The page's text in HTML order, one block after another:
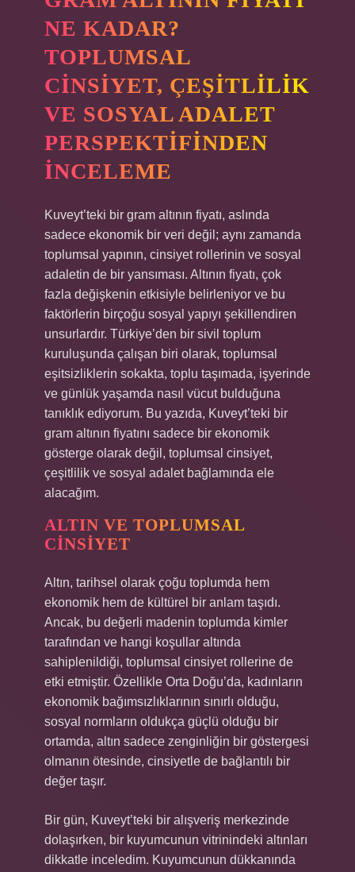
NE KADAR?
TOPLUMSAL
CINSIYET, ÇEŞITLILIK
VE SOSYAL ADALET
PERSPEKTIFINDEN
İNCELEME
Kuveyt’teki bir gram altının fiyatı, aslında
sadece ekonomik bir veri değil; aynı zamanda
toplumsal yapının, cinsiyet rollerinin ve sosyal
adaletin de bir yansıması. Altının fiyatı, çok
fazla değişkenin etkisiyle belirleniyor ve bu
faktörlerin birçoğu sosyal yapıyı şekillendiren
unsurlardır. Türkiye’den bir sivil toplum
kuruluşunda çalışan biri olarak, toplumsal
eşitsizliklerin sokakta, toplu taşımada, işyerinde
ve günlük yaşamda nasıl vücut bulduğuna
tanıklık ediyorum. Bu yazıda, Kuveyt’teki bir
gram altının fiyatını sadece bir ekonomik
gösterge olarak değil, toplumsal cinsiyet,
çeşitlilik ve sosyal adalet bağlamında ele
alacağım.
ALTIN VE TOPLUMSAL
CINSIYET
Altın, tarihsel olarak çoğu toplumda hem
ekonomik hem de kültürel bir anlam taşıdı.
Ancak, bu değerli madenin toplumda kimler
tarafından ve hangi koşullar altında
sahiplenildiği, toplumsal cinsiyet rollerine de
etki etmiştir. Özellikle Orta Doğu’da, kadınların
ekonomik bağımsızlıklarının sınırlı olduğu,
sosyal normların oldukça güçlü olduğu bir
ortamda, altın sadece zenginliğin bir göstergesi
olmanın ötesinde, cinsiyetle de bağlantılı bir
değer taşır.
Bir gün, Kuveyt’teki bir alışveriş merkezinde
dolaşırken, bir kuyumcunun vitrinindeki altınları
dikkatle inceledim. Kuyumcunun dükkanında